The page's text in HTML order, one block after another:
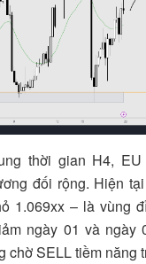
thời gian H4,
đối rộng. Hiện
1.069xx – là vùng
ngày 01 và ngày
chờ SELL tiềm năng